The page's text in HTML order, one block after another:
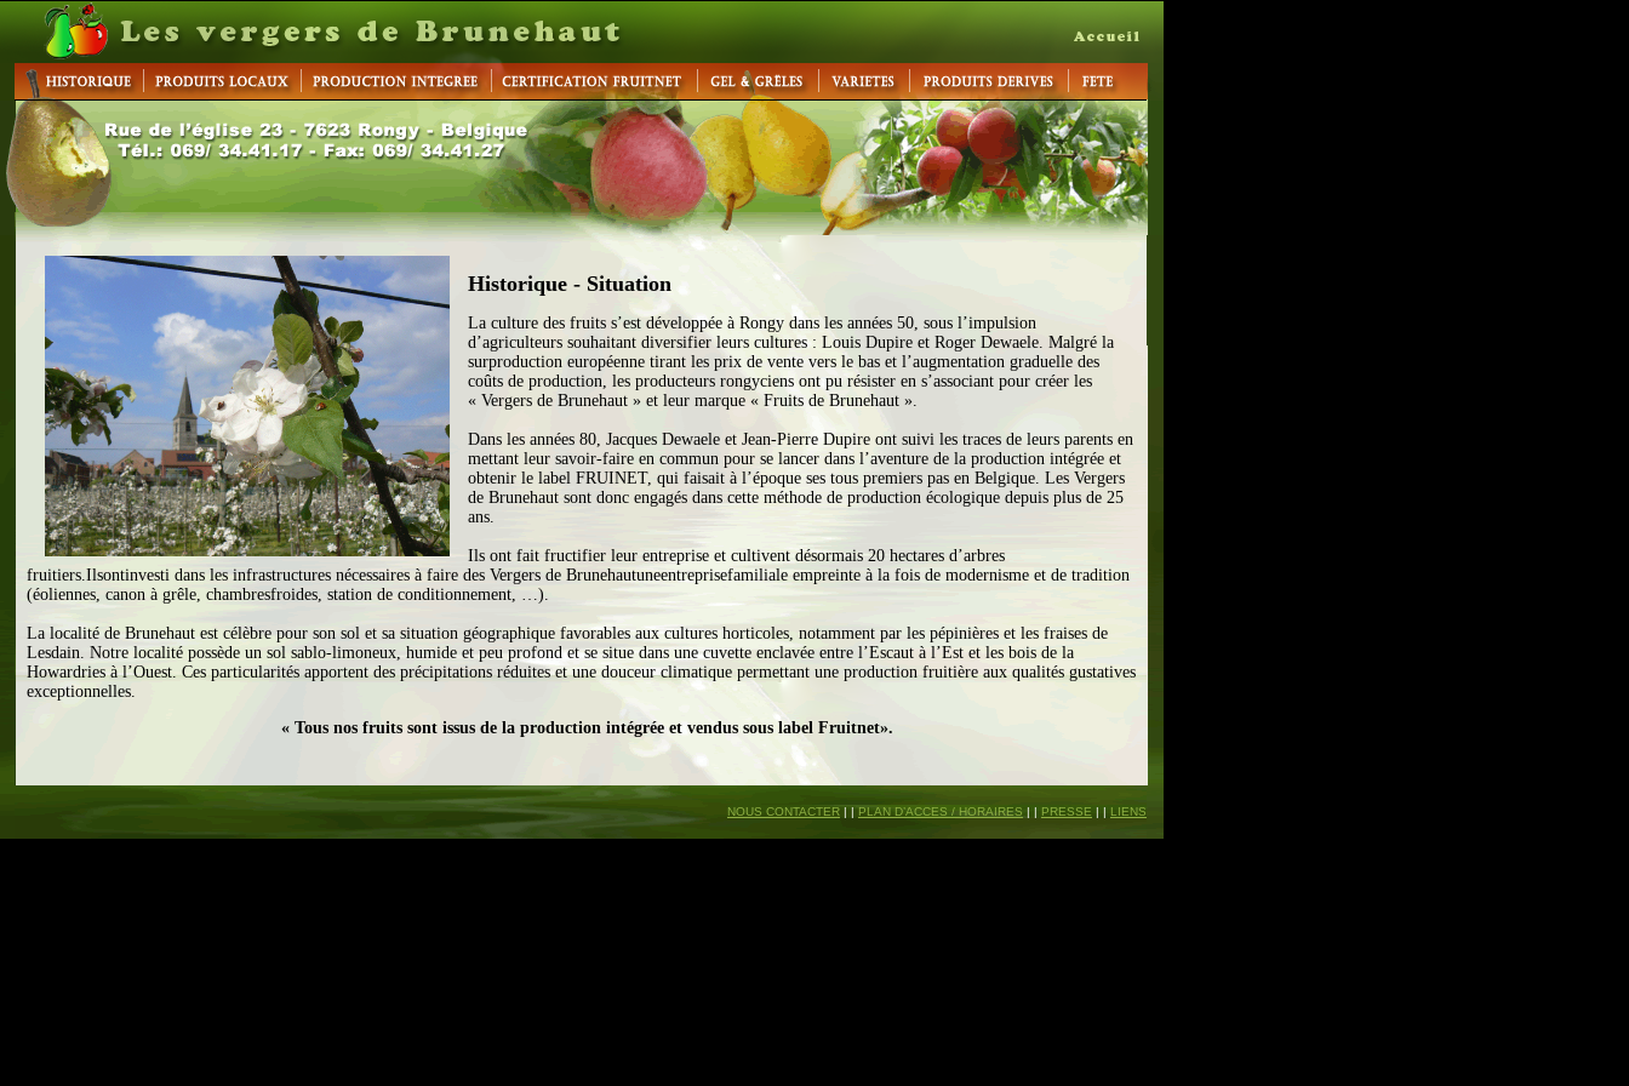
Historique - Situation
La culture des fruits s’est développée à Rongy dans les années 50, sous l’impulsion
d’agriculteurs souhaitant diversifier leurs cultures : Louis Dupire et Roger Dewaele. Malgré la
surproduction européenne tirant les prix de vente vers le bas et l’augmentation graduelle des
coûts de production, les producteurs rongyciens ont pu résister en s’associant pour créer les
« Vergers de Brunehaut » et leur marque « Fruits de Brunehaut ».
Dans les années 80, Jacques Dewaele et Jean-Pierre Dupire ont suivi les traces de leurs parents en
mettant leur savoir-faire en commun pour se lancer dans l’aventure de la production intégrée et
obtenir le label FRUINET, qui faisait à l’époque ses tous premiers pas en Belgique. Les Vergers
de Brunehaut sont donc engagés dans cette méthode de production écologique depuis plus de 25
ans.
Ils ont fait fructifier leur entreprise et cultivent désormais 20 hectares d’arbres
fruitiers.Ilsontinvesti dans les infrastructures nécessaires à faire des Vergers de Brunehautuneentreprisefamiliale empreinte à la fois de modernisme et de tradition
(éoliennes, canon à grêle, chambresfroides, station de conditionnement, …).
La localité de Brunehaut est célèbre pour son sol et sa situation géographique favorables aux cultures horticoles, notamment par les pépinières et les fraises de
Lesdain. Notre localité possède un sol sablo-limoneux, humide et peu profond et se situe dans une cuvette enclavée entre l’Escaut à l’Est et les bois de la
Howardries à l’Ouest. Ces particularités apportent des précipitations réduites et une douceur climatique permettant une production fruitière aux qualités gustatives
exceptionnelles.
« Tous nos fruits sont issus de la production intégrée et vendus sous label Fruitnet».
NOUS CONTACTER | | PLAN D’ACCES / HORAIRES | | PRESSE | | LIENS